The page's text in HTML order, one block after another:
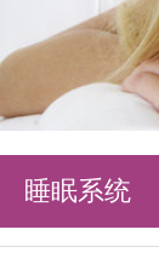
睡眠系统